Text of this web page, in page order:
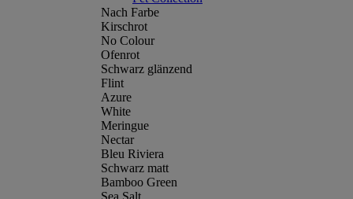
Nach Farbe
Kirschrot
No Colour
Ofenrot
Schwarz glänzend
Flint
Azure
White
Meringue
Nectar
Bleu Riviera
Schwarz matt
Bamboo Green
Sea Salt